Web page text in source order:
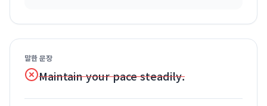
말한 문장
Maintain your pace steadily.